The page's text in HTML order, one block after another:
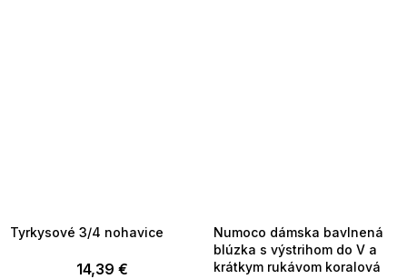
Tyrkysové 3/4 nohavice
14,39 €
Numoco dámska bavlnená
blúzka s výstrihom do V a
krátkym rukávom koralová